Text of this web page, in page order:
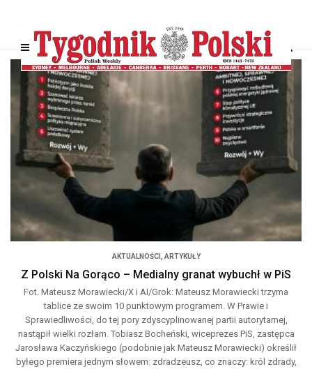
AKTUALNOŚCI , ARTYKUŁY
Z Polski Na Gorąco – Medialny granat wybuchł w PiS
Fot. Mateusz Morawiecki/X i AI/Grok: Mateusz Morawiecki trzyma
tablice ze swoim 10 punktowym programem. W Prawie i
Sprawiedliwości, do tej pory zdyscyplinowanej partii autorytarnej,
nastąpił wielki rozłam. Tobiasz Bocheński, wiceprezes PiS, zastępca
Jarosława Kaczyńskiego (podobnie jak Mateusz Morawiecki) określił
byłego premiera jednym słowem: zdradzeusz, co znaczy: król zdrady,